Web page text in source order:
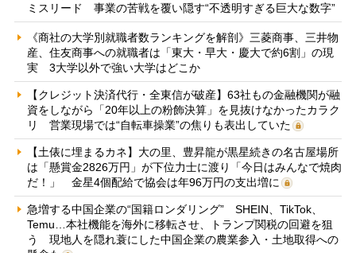
ミスリード 事業の苦戦を覆い隠す“不透明すぎる巨大な数字”
《商社の大学別就職者数ランキングを解剖》三菱商事、三井物
産、住友商事への就職者は「東大・早大・慶大で約6割」の現
実 3大学以外で強い大学はどこか
【クレジット決済代行・全東信が破産】63社もの金融機関が融
資をしながら「20年以上の粉飾決算」を見抜けなかったカラク
リ 営業現場では“自転車操業”の焦りも表出していた
【土俵に埋まるカネ】大の里、豊昇龍が黒星続きの名古屋場所
は「懸賞金2826万円」が下位力士に渡り「今日はみんなで焼肉
だ！」 金星4個配給で協会は年96万円の支出増に
急増する中国企業の“国籍ロンダリング” SHEIN、TikTok、
Temu…本社機能を海外に移転させ、トランプ関税の回避を狙
う 現地人を隠れ蓑にした中国企業の農業参入・土地取得への